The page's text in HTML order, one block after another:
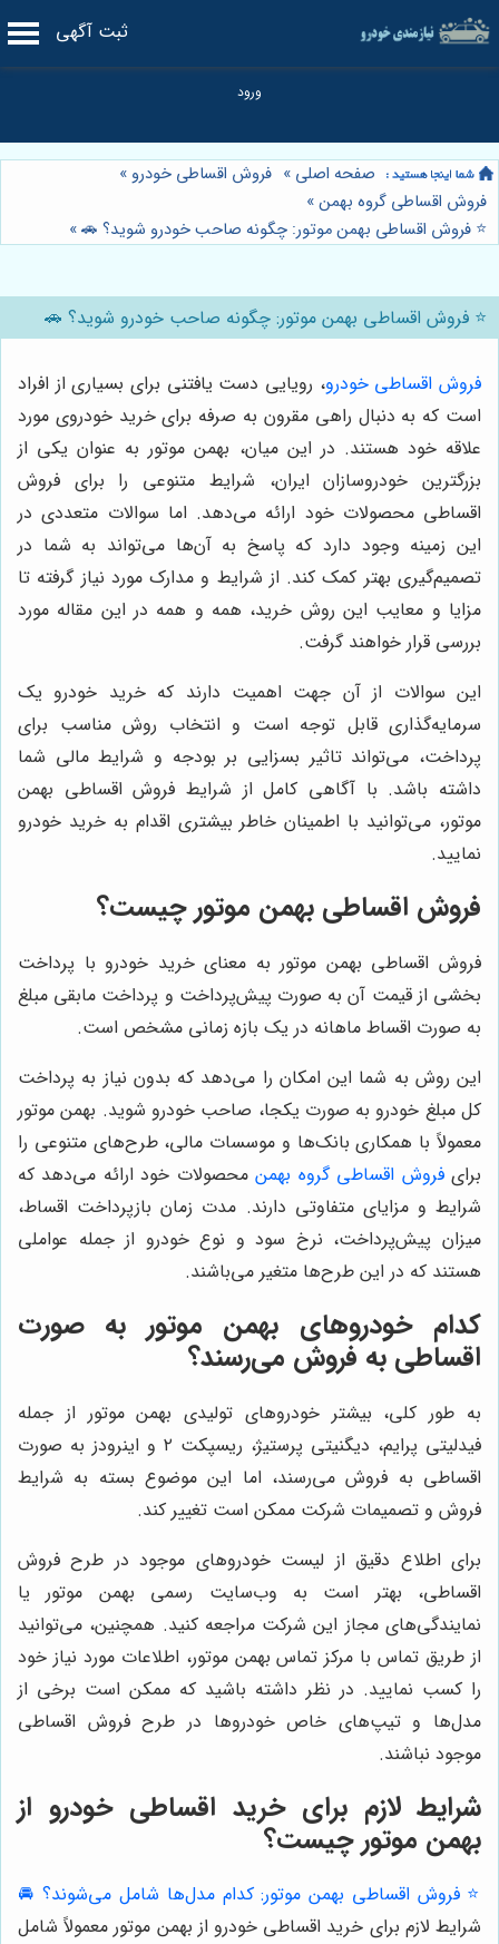
ثبت آگهی
صفحه اصلی » فروش اقساطی خودرو »
فروش اقساطی گروه بهمن»
⭐️ فروش اقساطی بهمن موتور: چگونه صاحب خودرو شوید؟ 🚗»
⭐️ فروش اقساطی بهمن موتور: چگونه صاحب خودرو شوید؟ 🚗
فروش اقساطی خودرو، رویایی دست یافتنی برای بسیاری از افراد
است که به دنبال راهی مقرون به صرفه برای خرید خودروی مورد
علاقه خود هستند. در این میان، بهمن موتور به عنوان یکی از
بزرگترین خودروسازان ایران، شرایط متنوعی را برای فروش
اقساطی محصولات خود ارائه می‌دهد. اما سوالات متعددی در
این زمینه وجود دارد که پاسخ به آن‌ها می‌تواند به شما در
تصمیم‌گیری بهتر کمک کند. از شرایط و مدارک مورد نیاز گرفته تا
مزایا و معایب این روش خرید، همه و همه در این مقاله مورد
بررسی قرار خواهند گرفت.
این سوالات از آن جهت اهمیت دارند که خرید خودرو یک
سرمایه‌گذاری قابل توجه است و انتخاب روش مناسب برای
پرداخت، می‌تواند تاثیر بسزایی بر بودجه و شرایط مالی شما
داشته باشد. با آگاهی کامل از شرایط فروش اقساطی بهمن
موتور، می‌توانید با اطمینان خاطر بیشتری اقدام به خرید خودرو
نمایید.
فروش اقساطی بهمن موتور چیست؟
فروش اقساطی بهمن موتور به معنای خرید خودرو با پرداخت
بخشی از قیمت آن به صورت پیش‌پرداخت و پرداخت مابقی مبلغ
به صورت اقساط ماهانه در یک بازه زمانی مشخص است.
این روش به شما این امکان را می‌دهد که بدون نیاز به پرداخت
کل مبلغ خودرو به صورت یکجا، صاحب خودرو شوید. بهمن موتور
معمولاً با همکاری بانک‌ها و موسسات مالی، طرح‌های متنوعی را
برایفروش اقساطی گروه بهمنمحصولات خود ارائه می‌دهد که
شرایط و مزایای متفاوتی دارند. مدت زمان بازپرداخت اقساط،
میزان پیش‌پرداخت، نرخ سود و نوع خودرو از جمله عواملی
هستند که در این طرح‌ها متغیر می‌باشند.
کدام خودروهای بهمن موتور به صورت
اقساطی به فروش می‌رسند؟
به طور کلی، بیشتر خودروهای تولیدی بهمن موتور از جمله
فیدلیتی پرایم، دیگنیتی پرستیژ، ریسپکت ۲ و اینرودز به صورت
اقساطی به فروش می‌رسند، اما این موضوع بسته به شرایط
فروش و تصمیمات شرکت ممکن است تغییر کند.
برای اطلاع دقیق از لیست خودروهای موجود در طرح فروش
اقساطی، بهتر است به وب‌سایت رسمی بهمن موتور یا
نمایندگی‌های مجاز این شرکت مراجعه کنید. همچنین، می‌توانید
از طریق تماس با مرکز تماس بهمن موتور، اطلاعات مورد نیاز خود
را کسب نمایید. در نظر داشته باشید که ممکن است برخی از
مدل‌ها و تیپ‌های خاص خودروها در طرح فروش اقساطی
موجود نباشند.
شرایط لازم برای خرید اقساطی خودرو از
بهمن موتور چیست؟
⭐️ فروش اقساطی بهمن موتور: کدام مدل‌ها شامل می‌شوند؟ 🚘
شرایط لازم برای خرید اقساطی خودرو از بهمن موتور معمولاً شامل